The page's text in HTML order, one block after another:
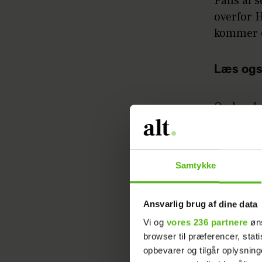
Samtykke
Ansvarlig brug af dine data
Vi og vores 236 partnere
browser til præferencer,
opbevarer og tilgår
overfor
kommer
Læs
Og her
- I skal
- Det
det
mig.